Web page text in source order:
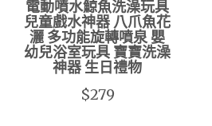
電動噴水鯨魚洗澡玩具
兒童戲水神器 八爪魚花
灑 多功能旋轉噴泉 嬰
幼兒浴室玩具 寶寶洗澡
神器 生日禮物
$279